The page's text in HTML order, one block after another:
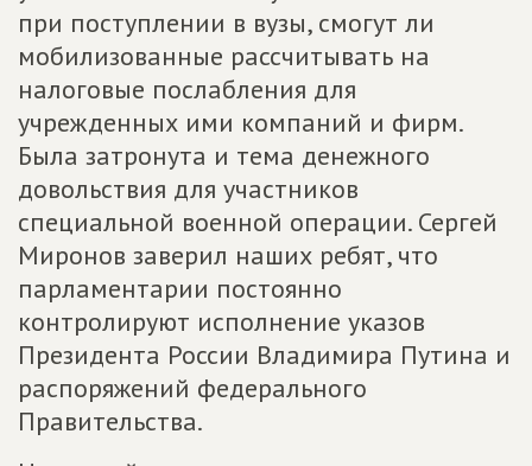
при поступлении в вузы, смогут ли
мобилизованные рассчитывать на
налоговые послабления для
учрежденных ими компаний и фирм.
Была затронута и тема денежного
довольствия для участников
специальной военной операции. Сергей
Миронов заверил наших ребят, что
парламентарии постоянно
контролируют исполнение указов
Президента России Владимира Путина и
распоряжений федерального
Правительства.